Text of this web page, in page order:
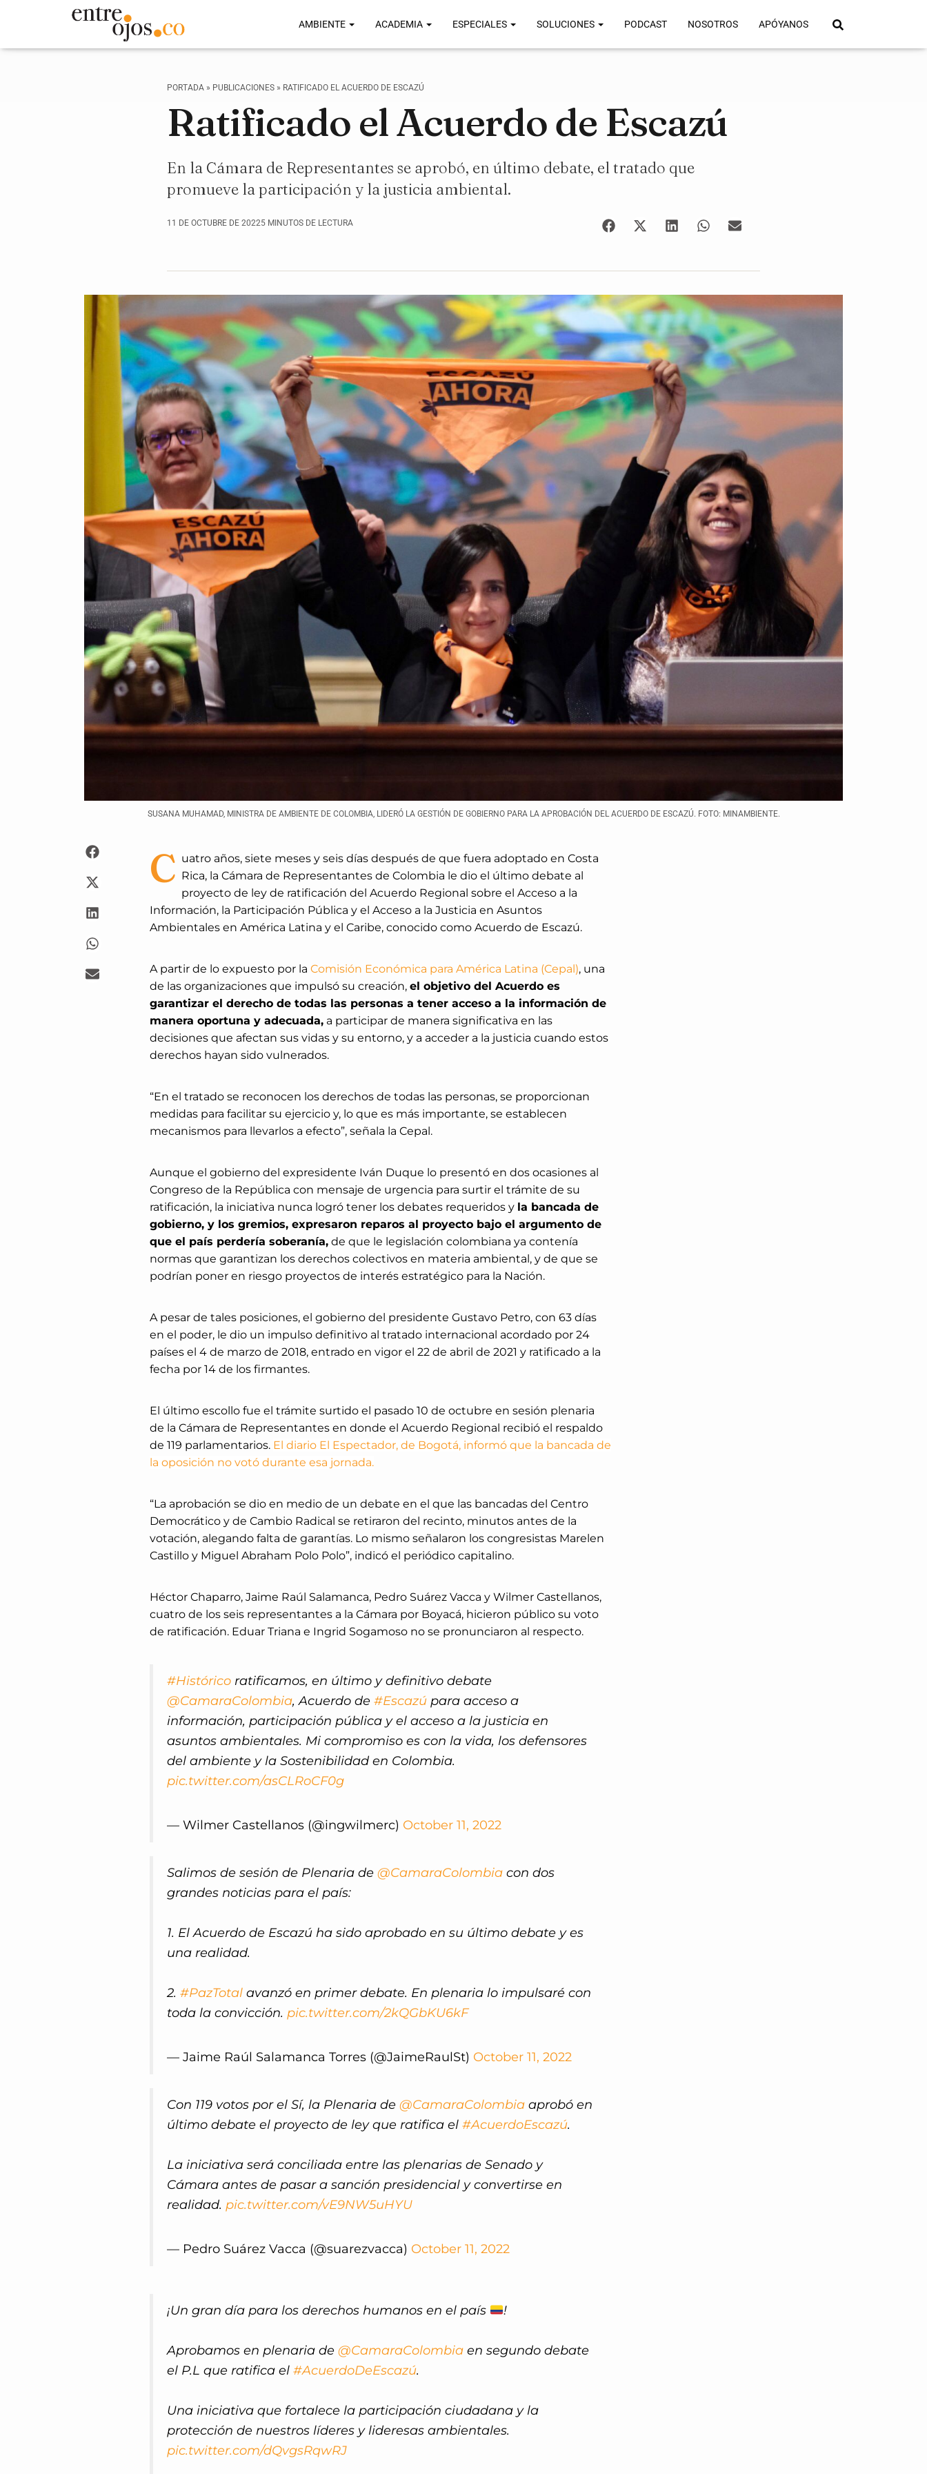
AMBIENTE ACADEMIA ESPECIALES SOLUCIONES PODCAST NOSOTROS APÓYANOS
PORTADA » PUBLICACIONES » RATIFICADO EL ACUERDO DE ESCAZÚ
Ratificado el Acuerdo de Escazú
En la Cámara de Representantes se aprobó, en último debate, el tratado que
promueve la participación y la justicia ambiental.
11 DE OCTUBRE DE 20225 MINUTOS DE LECTURA
SUSANA MUHAMAD, MINISTRA DE AMBIENTE DE COLOMBIA, LIDERÓ LA GESTIÓN DE GOBIERNO PARA LA APROBACIÓN DEL ACUERDO DE ESCAZÚ. FOTO: MINAMBIENTE.
C uatro años, siete meses y seis días después de que fuera adoptado en Costa
Rica, la Cámara de Representantes de Colombia le dio el último debate al
proyecto de ley de ratificación del Acuerdo Regional sobre el Acceso a la
Información, la Participación Pública y el Acceso a la Justicia en Asuntos
Ambientales en América Latina y el Caribe, conocido como Acuerdo de Escazú.
A partir de lo expuesto por la Comisión Económica para América Latina (Cepal), una
de las organizaciones que impulsó su creación, el objetivo del Acuerdo es
garantizar el derecho de todas las personas a tener acceso a la información de
manera oportuna y adecuada,a participar de manera significativa en las
decisiones que afectan sus vidas y su entorno, y a acceder a la justicia cuando estos
derechos hayan sido vulnerados.
“En el tratado se reconocen los derechos de todas las personas, se proporcionan
medidas para facilitar su ejercicio y, lo que es más importante, se establecen
mecanismos para llevarlos a efecto”, señala la Cepal.
Aunque el gobierno del expresidente Iván Duque lo presentó en dos ocasiones al
Congreso de la República con mensaje de urgencia para surtir el trámite de su
ratificación, la iniciativa nunca logró tener los debates requeridos y la bancada de
gobierno, y los gremios, expresaron reparos al proyecto bajo el argumento de
que el país perdería soberanía,de que le legislación colombiana ya contenía
normas que garantizan los derechos colectivos en materia ambiental, y de que se
podrían poner en riesgo proyectos de interés estratégico para la Nación.
A pesar de tales posiciones, el gobierno del presidente Gustavo Petro, con 63 días
en el poder, le dio un impulso definitivo al tratado internacional acordado por 24
países el 4 de marzo de 2018, entrado en vigor el 22 de abril de 2021 y ratificado a la
fecha por 14 de los firmantes.
El último escollo fue el trámite surtido el pasado 10 de octubre en sesión plenaria
de la Cámara de Representantes en donde el Acuerdo Regional recibió el respaldo
de 119 parlamentarios. El diario El Espectador, de Bogotá, informó que la bancada de
la oposición no votó durante esa jornada.
“La aprobación se dio en medio de un debate en el que las bancadas del Centro
Democrático y de Cambio Radical se retiraron del recinto, minutos antes de la
votación, alegando falta de garantías. Lo mismo señalaron los congresistas Marelen
Castillo y Miguel Abraham Polo Polo”, indicó el periódico capitalino.
Héctor Chaparro, Jaime Raúl Salamanca, Pedro Suárez Vacca y Wilmer Castellanos,
cuatro de los seis representantes a la Cámara por Boyacá, hicieron público su voto
de ratificación. Eduar Triana e Ingrid Sogamoso no se pronunciaron al respecto.
#Históricoratificamos, en último y definitivo debate
@CamaraColombia, Acuerdo de #Escazú para acceso a
información, participación pública y el acceso a la justicia en
asuntos ambientales. Mi compromiso es con la vida, los defensores
del ambiente y la Sostenibilidad en Colombia.
pic.twitter.com/asCLRoCF0g
— Wilmer Castellanos (@ingwilmerc) October 11, 2022
Salimos de sesión de Plenaria de @CamaraColombiacon dos
grandes noticias para el país:
1. El Acuerdo de Escazú ha sido aprobado en su último debate y es
una realidad.
2. #PazTotalavanzó en primer debate. En plenaria lo impulsaré con
toda la convicción. pic.twitter.com/2kQGbKU6kF
— Jaime Raúl Salamanca Torres (@JaimeRaulSt) October 11, 2022
Con 119 votos por el Sí, la Plenaria de @CamaraColombiaaprobó en
último debate el proyecto de ley que ratifica el #AcuerdoEscazú.
La iniciativa será conciliada entre las plenarias de Senado y
Cámara antes de pasar a sanción presidencial y convertirse en
realidad. pic.twitter.com/vE9NW5uHYU
— Pedro Suárez Vacca (@suarezvacca) October 11, 2022
¡Un gran día para los derechos humanos en el país !
Aprobamos en plenaria de @CamaraColombiaen segundo debate
el P.L que ratifica el #AcuerdoDeEscazú.
Una iniciativa que fortalece la participación ciudadana y la
protección de nuestros líderes y lideresas ambientales.
pic.twitter.com/dQvgsRqwRJ